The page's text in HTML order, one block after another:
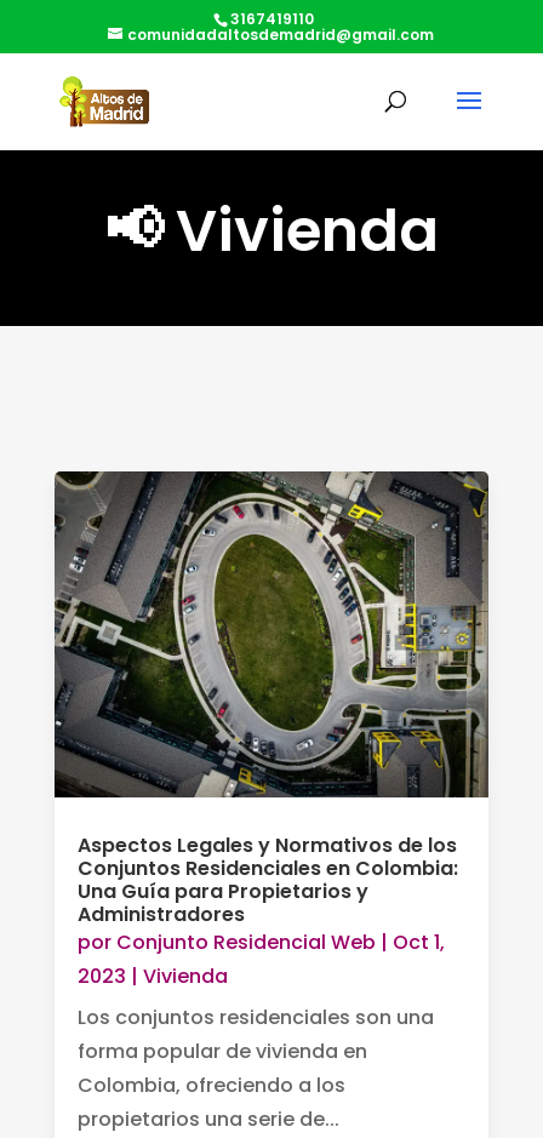
3167419110
comunidadaltosdemadrid@gmail.com
📢 Vivienda
Aspectos Legales y Normativos de los
Conjuntos Residenciales en Colombia:
Una Guía para Propietarios y
Administradores
por Conjunto Residencial Web | Oct 1,
2023 | Vivienda
Los conjuntos residenciales son una
forma popular de vivienda en
Colombia, ofreciendo a los
propietarios una serie de...